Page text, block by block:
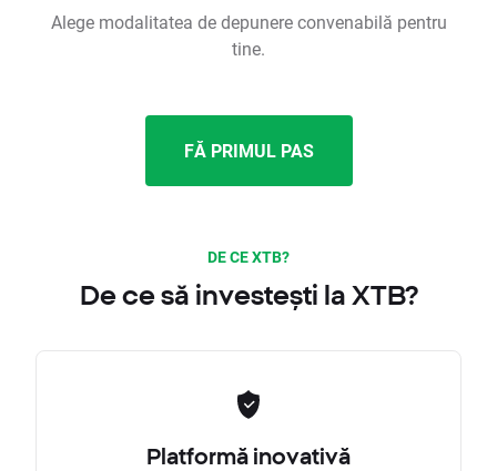
Alege modalitatea de depunere convenabilă pentru
tine.
FĂ PRIMUL PAS
DE CE XTB?
De ce să investești la XTB?
Platformă inovativă